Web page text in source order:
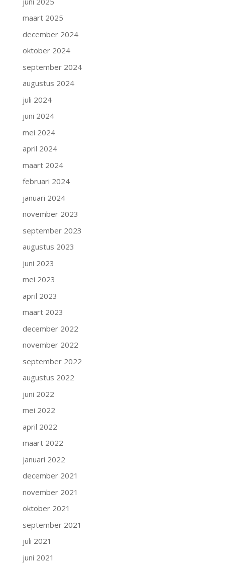
maart 2025
december 2024
oktober 2024
september 2024
augustus 2024
juli 2024
juni 2024
mei 2024
april 2024
maart 2024
februari 2024
januari 2024
november 2023
september 2023
augustus 2023
juni 2023
mei 2023
april 2023
maart 2023
december 2022
november 2022
september 2022
augustus 2022
juni 2022
mei 2022
april 2022
maart 2022
januari 2022
december 2021
november 2021
oktober 2021
september 2021
juli 2021
juni 2021